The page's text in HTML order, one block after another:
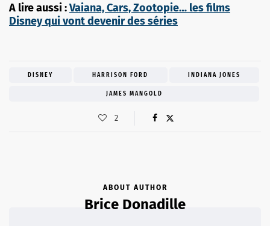
A lire aussi :Vaiana, Cars, Zootopie… les films
Disney qui vont devenir des séries
DISNEY HARRISON FORD INDIANA JONES
JAMES MANGOLD
2
ABOUT AUTHOR
Brice Donadille